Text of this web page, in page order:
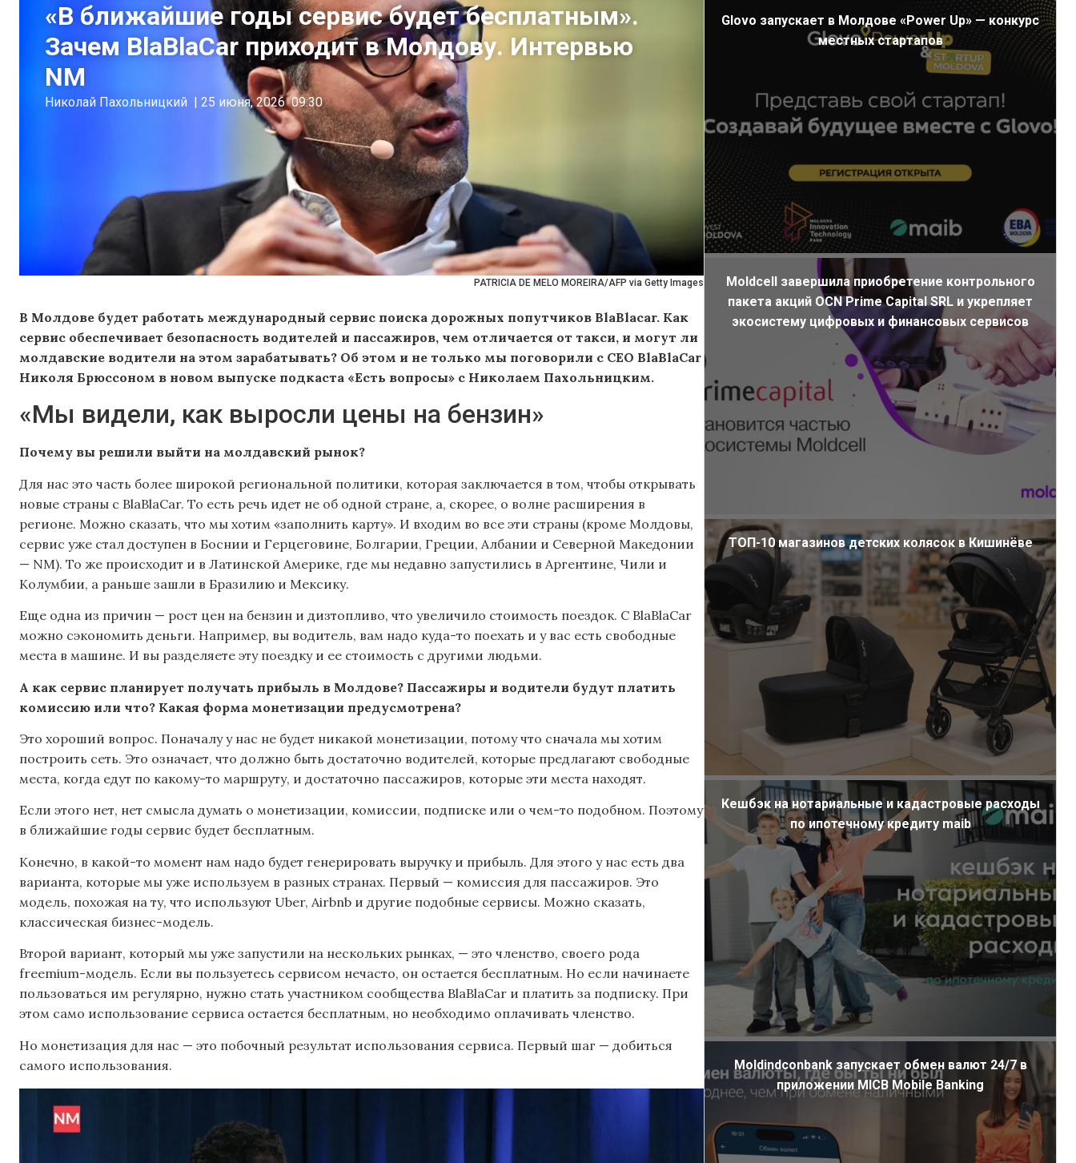
PATRICIA DE MELO MOREIRA/AFP via Getty Images
«В ближайшие годы сервис будет бесплатным».
Зачем BlaBlaCar приходит в Молдову. Интервью
NM
Николай Пахольницкий | 25 июня, 2026 09:30
В Молдове будет работать международный сервис поиска дорожных попутчиков BlaBlacar. Как
сервис обеспечивает безопасность водителей и пассажиров, чем отличается от такси, и могут ли
молдавские водители на этом зарабатывать? Об этом и не только мы поговорили с СEO BlaBlaCar
Николя Брюссоном в новом выпуске подкаста «Есть вопросы» с Николаем Пахольницким.
«Мы видели, как выросли цены на бензин»
Почему вы решили выйти на молдавский рынок?
Для нас это часть более широкой региональной политики, которая заключается в том, чтобы открывать
новые страны с BlaBlaCar. То есть речь идет не об одной стране, а, скорее, о волне расширения в
регионе. Можно сказать, что мы хотим «заполнить карту». И входим во все эти страны (кроме Молдовы,
сервис уже стал доступен в Боснии и Герцеговине, Болгарии, Греции, Албании и Северной Македонии
— NM). То же происходит и в Латинской Америке, где мы недавно запустились в Аргентине, Чили и
Колумбии, а раньше зашли в Бразилию и Мексику.
Еще одна из причин — рост цен на бензин и дизтопливо, что увеличило стоимость поездок. С BlaBlaCar
можно сэкономить деньги. Например, вы водитель, вам надо куда-то поехать и у вас есть свободные
места в машине. И вы разделяете эту поездку и ее стоимость с другими людьми.
А как сервис планирует получать прибыль в Молдове? Пассажиры и водители будут платить
комиссию или что? Какая форма монетизации предусмотрена?
Это хороший вопрос. Поначалу у нас не будет никакой монетизации, потому что сначала мы хотим
построить сеть. Это означает, что должно быть достаточно водителей, которые предлагают свободные
места, когда едут по какому-то маршруту, и достаточно пассажиров, которые эти места находят.
Если этого нет, нет смысла думать о монетизации, комиссии, подписке или о чем-то подобном. Поэтому
в ближайшие годы сервис будет бесплатным.
Конечно, в какой-то момент нам надо будет генерировать выручку и прибыль. Для этого у нас есть два
варианта, которые мы уже используем в разных странах. Первый — комиссия для пассажиров. Это
модель, похожая на ту, что используют Uber, Airbnb и другие подобные сервисы. Можно сказать,
классическая бизнес-модель.
Второй вариант, который мы уже запустили на нескольких рынках, — это членство, своего рода
freemium-модель. Если вы пользуетесь сервисом нечасто, он остается бесплатным. Но если начинаете
пользоваться им регулярно, нужно стать участником сообщества BlaBlaCar и платить за подписку. При
этом само использование сервиса остается бесплатным, но необходимо оплачивать членство.
Но монетизация для нас — это побочный результат использования сервиса. Первый шаг — добиться
самого использования.
Glovo запускает в Молдове «Power Up» — конкурс
местных стартапов
Moldcell завершила приобретение контрольного
пакета акций OCN Prime Capital SRL и укрепляет
экосистему цифровых и финансовых сервисов
ТОП-10 магазинов детских колясок в Кишинёве
Кешбэк на нотариальные и кадастровые расходы
по ипотечному кредиту maib
Moldindconbank запускает обмен валют 24/7 в
приложении MICB Mobile Banking